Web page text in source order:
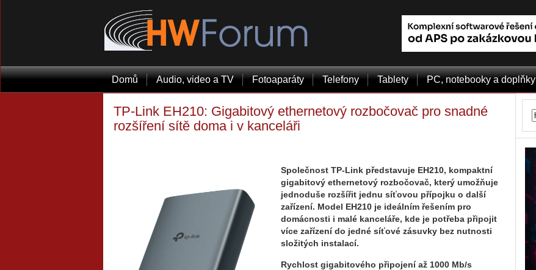
Domů Audio, video a TV Fotoaparáty Telefony Tablety PC, notebooky a doplňky
TP-Link EH210: Gigabitový ethernetový rozbočovač pro snadné
rozšíření sítě doma i v kanceláři
Společnost TP-Link představuje EH210, kompaktní
gigabitový ethernetový rozbočovač, který umožňuje
jednoduše rozšířit jednu síťovou přípojku o další
zařízení. Model EH210 je ideálním řešením pro
domácnosti i malé kanceláře, kde je potřeba připojit
více zařízení do jedné síťové zásuvky bez nutnosti
složitých instalací.
Rychlost gigabitového připojení až 1000 Mb/s